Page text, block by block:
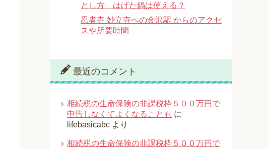
とし方 はげた鍋は使える？
忍者寺 妙立寺への金沢駅 からのアクセ
スや所要時間
最近のコメント
相続税の生命保険の非課税枠５００万円で
申告しなくてよくなることも に
lifebasicabc より
相続税の生命保険の非課税枠５００万円で